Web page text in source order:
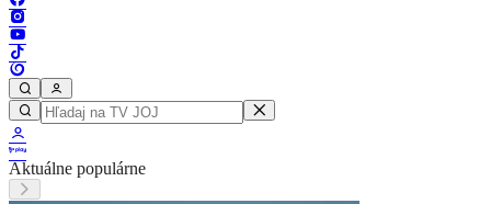
Aktuálne populárne